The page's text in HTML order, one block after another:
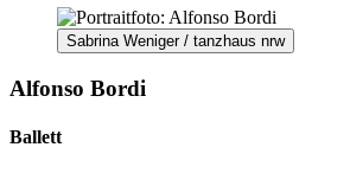
Sabrina Weniger / tanzhaus nrw
Alfonso Bordi
Ballett